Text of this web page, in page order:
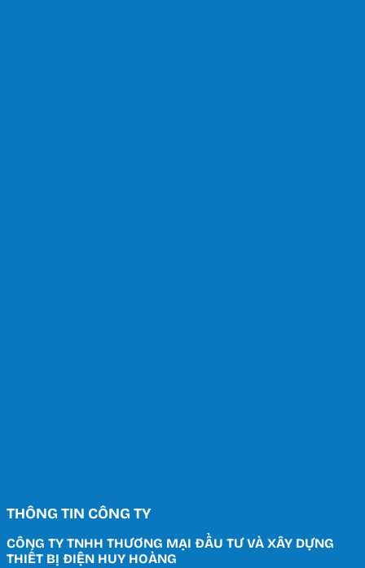
THÔNG TIN CÔNG TY
CÔNG TY TNHH THƯƠNG MẠI ĐẦU TƯ VÀ XÂY DỰNG
THIẾT BỊ ĐIỆN HUY HOÀNG